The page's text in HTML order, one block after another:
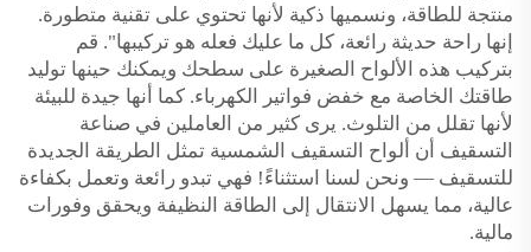
منتجة للطاقة، ونسميها ذكية لأنها تحتوي على تقنية متطورة.
إنها راحة حديثة رائعة، كل ما عليك فعله هو تركيبها". قم
بتركيب هذه الألواح الصغيرة على سطحك ويمكنك حينها توليد
طاقتك الخاصة مع خفض فواتير الكهرباء. كما أنها جيدة للبيئة
لأنها تقلل من التلوث. يرى كثير من العاملين في صناعة
التسقيف أن ألواح التسقيف الشمسية تمثل الطريقة الجديدة
للتسقيف — ونحن لسنا استثناءً! فهي تبدو رائعة وتعمل بكفاءة
عالية، مما يسهل الانتقال إلى الطاقة النظيفة ويحقق وفورات
مالية.